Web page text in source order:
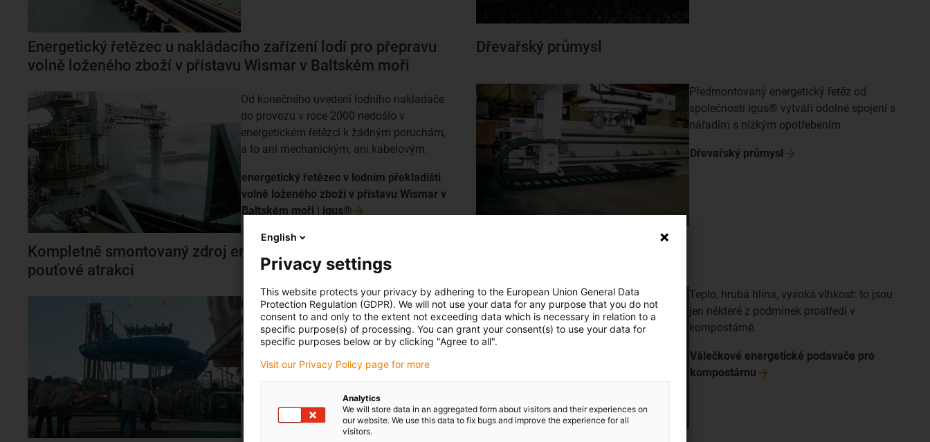
Energetický řetězec u nakládacího zařízení lodí pro přepravu
volně loženého zboží v přístavu Wismar v Baltském moři
Od konečného uvedení lodního nakladače
do provozu v roce 2000 nedošlo v
energetickém řetězci k žádným poruchám,
a to ani mechanickým, ani kabelovým.
energetický řetězec v lodním překladišti
volně loženého zboží v přístavu Wismar v
Baltském moři | igus®
Dřevařský průmysl
Předmontovaný energetický řetěz od
společnosti igus® vytváří odolné spojení s
nářadím s nízkým opotřebením.
Dřevařský průmysl
Kompletně smontovaný zdroj energie pro gondolový výtah v
pouťové atrakci
Robustní, bezpečný, odolný proti UV záření:
Předmontovaný energetický řetěz zajišťuje
napájení výtahu v lunaparku a rychlé
sestavení a demontáž.
Dodávka energie pro gondolový výtah v
lunaparku |
Teplo, hrubá hlína, vysoká vlhkost: to jsou
jen některé z podmínek prostředí v
kompostárně.
Válečkové energetické podavače pro
kompostárnu
English
Privacy settings
This website protects your privacy by adhering to the European Union General Data
Protection Regulation (GDPR). We will not use your data for any purpose that you do not
consent to and only to the extent not exceeding data which is necessary in relation to a
specific purpose(s) of processing. You can grant your consent(s) to use your data for
specific purposes below or by clicking "Agree to all".
Visit our Privacy Policy page for more
Analytics
We will store data in an aggregated form about visitors and their experiences on
our website. We use this data to fix bugs and improve the experience for all
visitors.